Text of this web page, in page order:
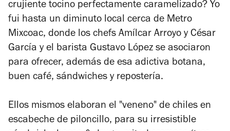
crujiente tocino perfectamente caramelizado? Yo
fui hasta un diminuto local cerca de Metro
Mixcoac, donde los chefs Amílcar Arroyo y César
García y el barista Gustavo López se asociaron
para ofrecer, además de esa adictiva botana,
buen café, sándwiches y repostería.
Ellos mismos elaboran el "veneno" de chiles en
escabeche de piloncillo, para su irresistible